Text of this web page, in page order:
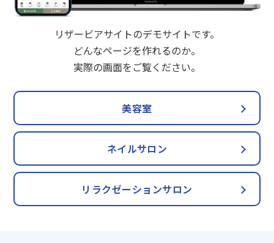
リザービアサイトのデモサイトです。
どんなページを作れるのか。
実際の画面をご覧ください。
美容室
ネイルサロン
リラクゼーションサロン